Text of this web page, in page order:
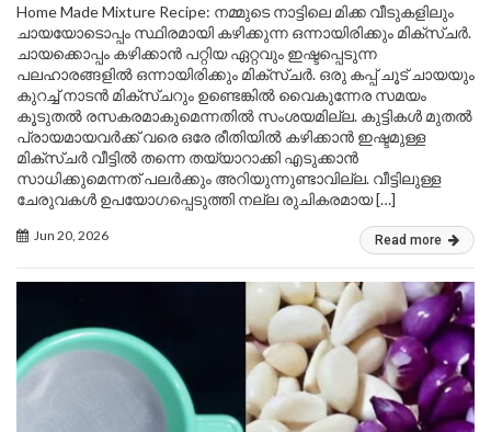
Home Made Mixture Recipe: നമ്മുടെ നാട്ടിലെ മിക്ക വീടുകളിലും
ചായയോടൊപ്പം സ്ഥിരമായി കഴിക്കുന്ന ഒന്നായിരിക്കും മിക്സ്ചർ.
ചായക്കൊപ്പം കഴിക്കാൻ പറ്റിയ ഏറ്റവും ഇഷ്ടപ്പെടുന്ന
പലഹാരങ്ങളിൽ ഒന്നായിരിക്കും മിക്സ്ചർ. ഒരു കപ്പ് ചൂട് ചായയും
കുറച്ച് നാടൻ മിക്സ്ചറും ഉണ്ടെങ്കിൽ വൈകുന്നേര സമയം
കൂടുതൽ രസകരമാകുമെന്നതിൽ സംശയമില്ല. കുട്ടികൾ മുതൽ
പ്രായമായവർക്ക് വരെ ഒരേ രീതിയിൽ കഴിക്കാൻ ഇഷ്ടമുള്ള
മിക്സ്ചർ വീട്ടിൽ തന്നെ തയ്യാറാക്കി എടുക്കാൻ
സാധിക്കുമെന്നത് പലർക്കും അറിയുന്നുണ്ടാവില്ല. വീട്ടിലുള്ള
ചേരുവകൾ ഉപയോഗപ്പെടുത്തി നല്ല രുചികരമായ […]
Jun 20, 2026 Read more